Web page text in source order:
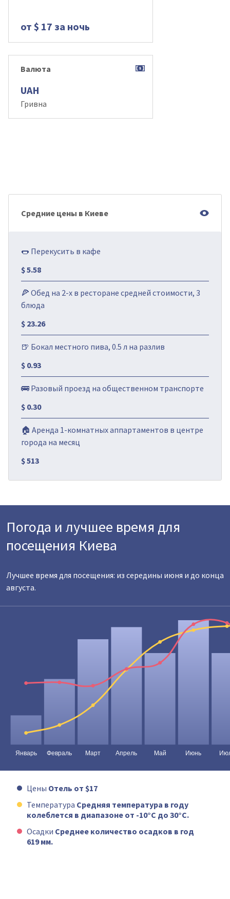
от $ 17 за ночь
Валюта
UAH
Гривна
Средние цены в Киеве
🌭 Перекусить в кафе
$ 5.58
🍕 Обед на 2-х в ресторане средней стоимости, 3
блюда
$ 23.26
🍺 Бокал местного пива, 0.5 л на разлив
$ 0.93
🚌 Разовый проезд на общественном транспорте
$ 0.30
🏠 Аренда 1-комнатных аппартаментов в центре
города на месяц
$ 513
Погода и лучшее время для
посещения Киева
Лучшее время для посещения: из середины июня и до конца
августа.
Цены Отель от $17
Температура Средняя температура в году
колеблется в диапазоне от -10°C до 30°C.
Осадки Среднее количество осадков в год
619 мм.